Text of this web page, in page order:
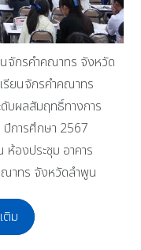
รคำคณาทร จังหวัด
รียนจักรคำคณาทร
บผลสัมฤทธิ์ทางการ
การศึกษา 2567
องประชุม อาคาร
ณาทร จังหวัดลำพูน
ติม